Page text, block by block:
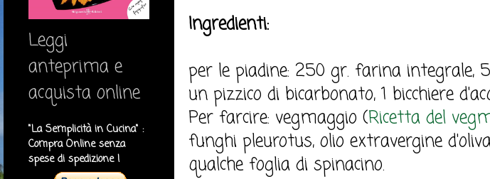
Ingredienti:
per le piadine: 250 gr. farina integrale,
un pizzico di bicarbonato, 1 bicchiere
Per farcire: vegmaggio (Ricetta del
funghi pleurotus, olio extravergine
qualche foglia di spinacino.
Leggi
anteprima e
acquista online
"La Semplicità in Cucina" :
Compra Online senza
spese di spedizione !